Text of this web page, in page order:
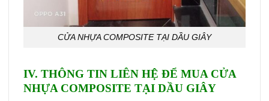
CỬA NHỰA COMPOSITE TẠI DẦU GIÂY
IV. THÔNG TIN LIÊN HỆ ĐỂ MUA CỬA
NHỰA COMPOSITE TẠI DẦU GIÂY